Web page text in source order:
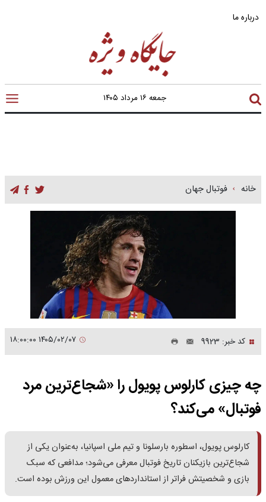
درباره ما
جمعه ۱۶ مرداد ۱۴۰۵
خانه فوتبال جهان
کد خبر: 9923
چه چیزی کارلوس پویول را «شجاع‌ترین مرد
فوتبال» می‌کند؟
کارلوس پویول، اسطوره بارسلونا و تیم ملی اسپانیا، به‌عنوان یکی از
شجاع‌ترین بازیکنان تاریخ فوتبال معرفی می‌شود؛ مدافعی که سبک
بازی و شخصیتش فراتر از استانداردهای معمول این ورزش بوده است.